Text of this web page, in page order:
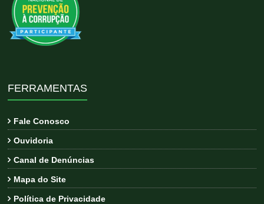
FERRAMENTAS
Fale Conosco
Ouvidoria
Canal de Denúncias
Mapa do Site
Política de Privacidade